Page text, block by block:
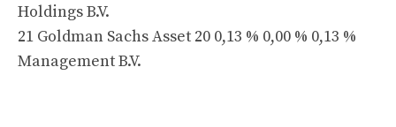
Holdings B.V.
21 Goldman Sachs Asset 20 0,13 % 0,00 % 0,13 %
Management B.V.